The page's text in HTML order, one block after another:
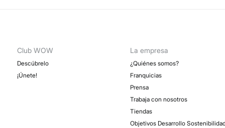
Días
Club WOW
Descúbrelo
¡Únete!
La empresa
¿Quiénes somos?
Franquicias
Prensa
Trabaja con nosotros
Tiendas
Objetivos Desarrollo